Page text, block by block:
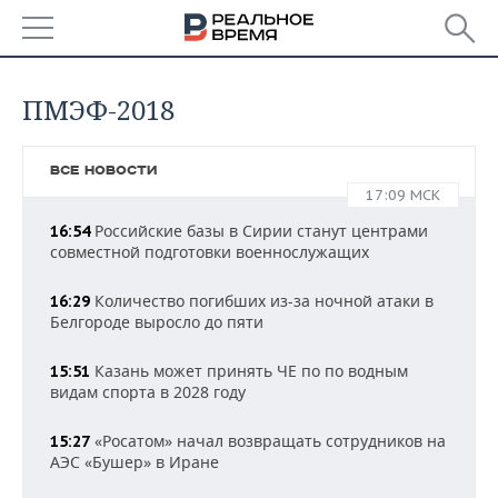
ТАТАРСТАН
УДМУРТИЯ
НОВОСТИ АНАЛИТИКИ
КОРОЛИ ГОСЗАКАЗА ПФО
ВУЗЫ ТАТАРСТАНА
КОМУ ПРИНАДЛЕЖАТ
ТОРГОВЫЕ ЦЕНТРЫ
ТАТАРСТАНА
ЭКОНОМИКА
ФИНАНСЫ
БАНКИ
БЮДЖЕТ
НОВОСТИ
АГРОПРОМ
МАШИНОСТРОЕНИЕ
НЕДВИЖИМОСТЬ
НОВОСТИ НЕДВИЖИМОСТИ
АВТО
НОВОСТИ АВТО
БИЗНЕС
ПМЭФ-2018
ВСЕ НОВОСТИ
17:09 МСК
16:54Российские базы в Сирии станут центрами
совместной подготовки военнослужащих
16:29 Количество погибших из-за ночной атаки в
Белгороде выросло до пяти
15:51 Казань может принять ЧЕ по по водным
видам спорта в 2028 году
15:27 «Росатом» начал возвращать сотрудников на
АЭС «Бушер» в Иране